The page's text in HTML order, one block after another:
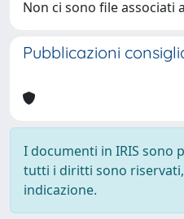
Non ci sono file associati
Pubblicazioni
I documenti in IRIS sono
tutti i diritti sono
indicazione.